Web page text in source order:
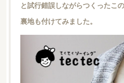
と試行錯誤しながらつくったこ
裏地も付けてみました。